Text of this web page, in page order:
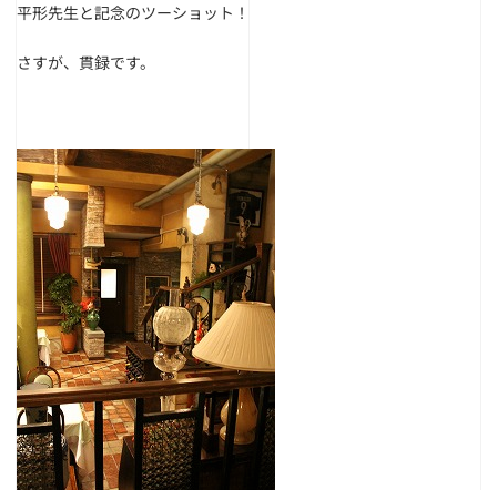
平形先生と記念のツーショット！
さすが、貫録です。